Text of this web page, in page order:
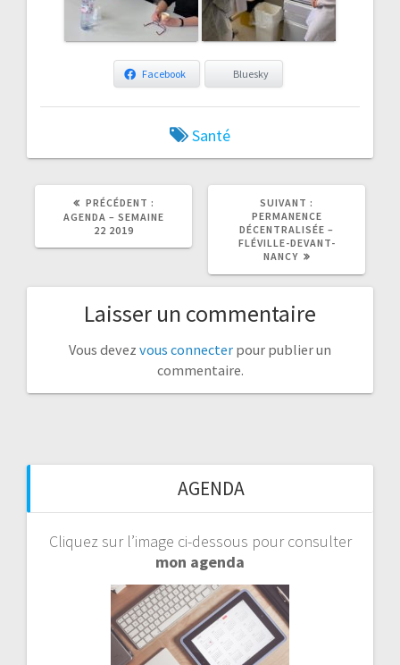
Facebook Bluesky
Santé
PRÉCÉDENT :
ARTICLE
PRÉCÉDENT
AGENDA – SEMAINE
22 2019
SUIVANT :
ARTICLE
PERMANENCE
DÉCENTRALISÉE –
FLÉVILLE-DEVANT-
NANCY
Laisser un commentaire
Vous devez vous connecter pour publier un
commentaire.
AGENDA
Cliquez sur l’image ci-dessous pour consulter
mon agenda